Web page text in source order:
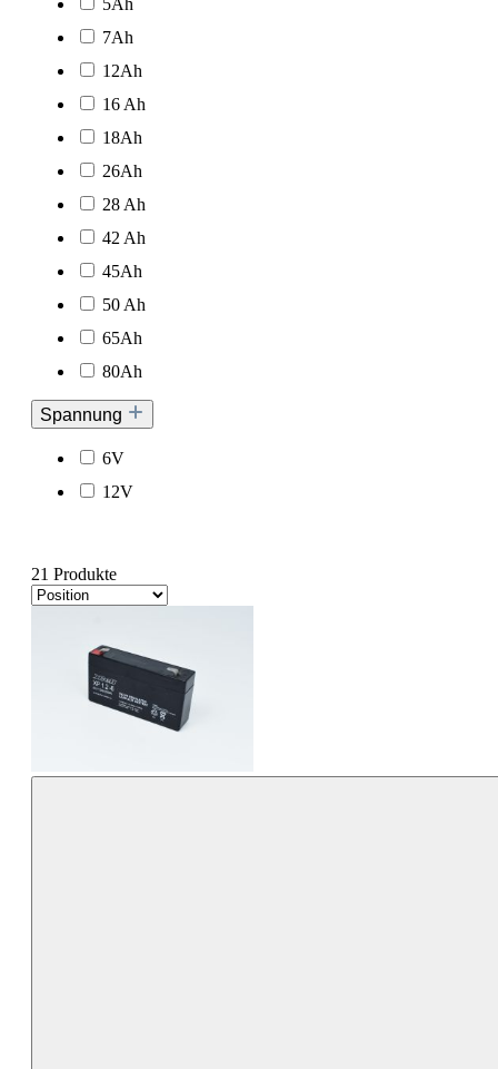
7Ah
12Ah
16 Ah
18Ah
26Ah
28 Ah
42 Ah
45Ah
50 Ah
65Ah
80Ah
Spannung
6V
12V
21 Produkte